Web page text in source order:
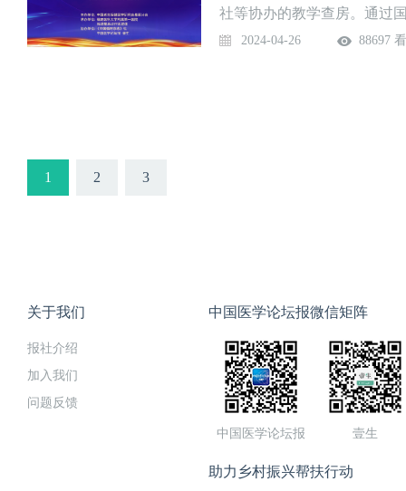
社等协办的教学查房。通过
见的晕厥病例进行讨论，并
2024-04-26 88697
1 2 3
关于我们
报社介绍
加入我们
问题反馈
中国医学论坛报微信矩阵
中国医学论坛报 壹生
助力乡村振兴帮扶行动